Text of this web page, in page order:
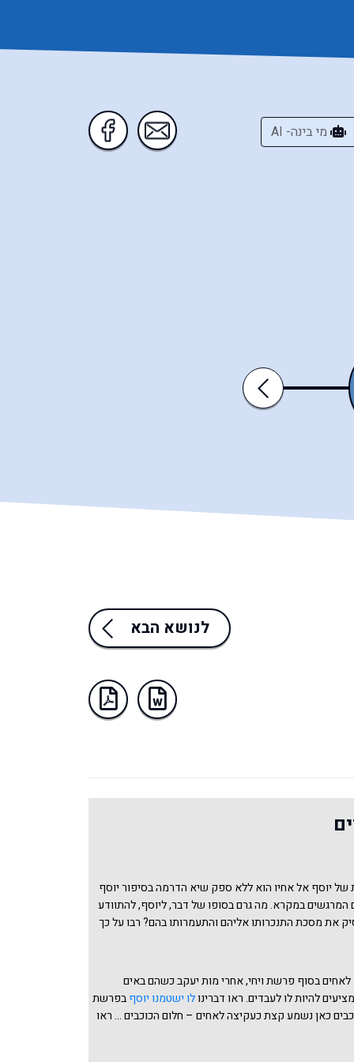
מי בינה- AI
Previousכי־תצא
לנושא הבא
של יוסף אל אחיו הוא ללא ספק שיא הדרמה בסיפור יוסף
המרגשים במקרא. מה גרם בסופו של דבר, ליוסף, להתוודע
את מסכת התנכרותו אליהם והתעמרותו בהם? רבו על כך
זה מצדו של יהודה וזה מצדו של יוסף. ונראה שהחמצנו
שגרמה ליוסף להתוודע אל אחיו והגיעה השעה להמתיק
לסיבה זו את מקומה במארג הפירושים והדרשות.
לאחים בסוף פרשת ויחי, אחרי מות יעקב כשהם באים
להיות לו לעבדים. ראו דברינולו ישטמנו יוסףבפרשת
כאן נשמע קצת כעקיצה לאחים – חלום הכוכבים ... ראו